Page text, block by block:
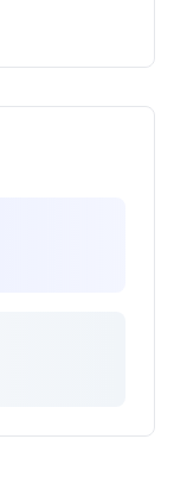
判断是否值